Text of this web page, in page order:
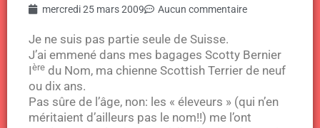
mercredi 25 mars 2009 Aucun commentaire
Je ne suis pas partie seule de Suisse.
J’ai emmené dans mes bagages Scotty Bernier
Ière du Nom, ma chienne Scottish Terrier de neuf
ou dix ans.
Pas sûre de l’âge, non: les « éleveurs » (qui n’en
méritaient d’ailleurs pas le nom!!) me l’ont